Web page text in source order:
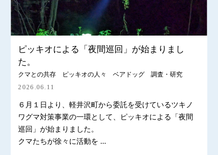
ピッキオによる「夜間巡回」が始まりまし
た。
クマとの共存 ピッキオの人々 ベアドッグ 調査・研究
2026.06.11
６月１日より、軽井沢町から委託を受けているツキノ
ワグマ対策事業の一環として、ピッキオによる「夜間
巡回」が始まりました。
クマたちが徐々に活動を ...